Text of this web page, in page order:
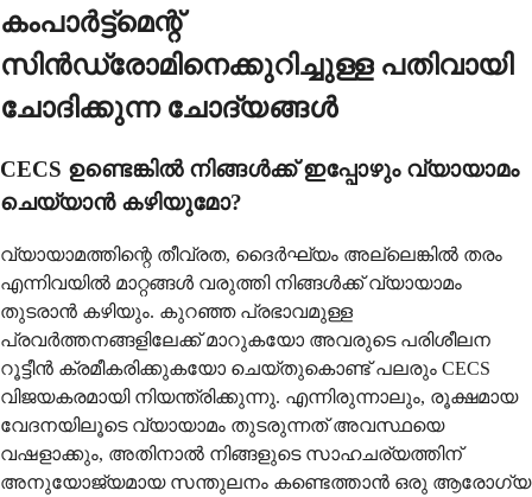
കംപാർട്ട്മെന്റ്
സിൻഡ്രോമിനെക്കുറിച്ചുള്ള പതിവായി
ചോദിക്കുന്ന ചോദ്യങ്ങൾ
CECS ഉണ്ടെങ്കിൽ നിങ്ങൾക്ക് ഇപ്പോഴും വ്യായാമം
ചെയ്യാൻ കഴിയുമോ?
വ്യായാമത്തിന്റെ തീവ്രത, ദൈർഘ്യം അല്ലെങ്കിൽ തരം
എന്നിവയിൽ മാറ്റങ്ങൾ വരുത്തി നിങ്ങൾക്ക് വ്യായാമം
തുടരാൻ കഴിയും. കുറഞ്ഞ പ്രഭാവമുള്ള
പ്രവർത്തനങ്ങളിലേക്ക് മാറുകയോ അവരുടെ പരിശീലന
റൂട്ടീൻ ക്രമീകരിക്കുകയോ ചെയ്തുകൊണ്ട് പലരും CECS
വിജയകരമായി നിയന്ത്രിക്കുന്നു. എന്നിരുന്നാലും, രൂക്ഷമായ
വേദനയിലൂടെ വ്യായാമം തുടരുന്നത് അവസ്ഥയെ
വഷളാക്കും, അതിനാൽ നിങ്ങളുടെ സാഹചര്യത്തിന്
അനുയോജ്യമായ സന്തുലനം കണ്ടെത്താൻ ഒരു ആരോഗ്യ